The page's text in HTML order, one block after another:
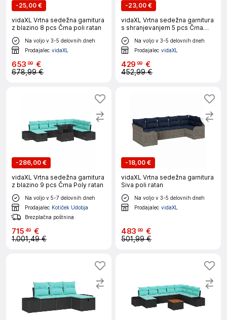
-25,00 €
vidaXL Vrtna sedežna garnitura
z blazino 8 pcs Črna poli ratan
Na voljo v 3-5 delovnih dneh
Prodajalec vidaXL
653 99 €
678,99 €
-23,00 €
vidaXL Vrtna sedežna garnitura
s shranjevanjem 5 pcs Črna
Poly ratan
Na voljo v 3-5 delovnih dneh
Prodajalec vidaXL
429 99 €
452,99 €
-286,00 €
vidaXL Vrtna sedežna garnitura
z blazino 9 pcs Črna Poly ratan
Na voljo v 5-7 delovnih dneh
Prodajalec Kotiček Udobja
Brezplačna poštnina
715 49 €
1.001,49 €
-18,00 €
vidaXL Vrtna sedežna garnitura
Siva poli ratan
Na voljo v 3-5 delovnih dneh
Prodajalec vidaXL
483 99 €
501,99 €